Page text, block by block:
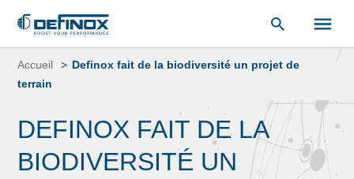
Aller
contenu
«Bibliothèque de documents
Accueil
Definox fait de la biodiversité un projet de
terrain
DEFINOX FAIT DE LA
BIODIVERSITÉ UN